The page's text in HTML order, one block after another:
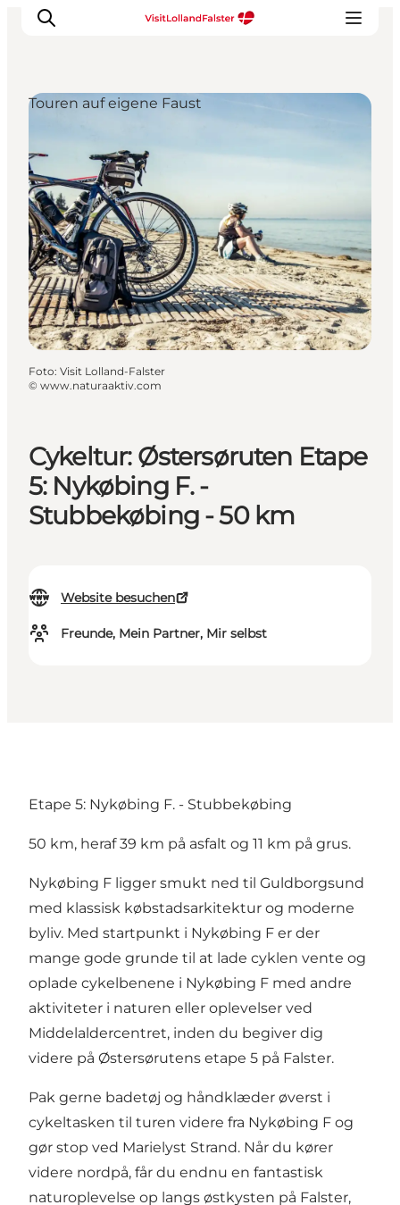
Natur und Outdoor
Familienurlaub
Kultur
Gastronomie
Urlaubsplaner
Cykeltur: Østersøruten Etape
5: Nykøbing F. -
Stubbekøbing - 50 km
Website besuchen
Freunde, Mein Partner, Mir selbst
Touren auf eigene Faust
Foto: Visit Lolland-Falster
© www.naturaaktiv.com
Etape 5: Nykøbing F. - Stubbekøbing
50 km, heraf 39 km på asfalt og 11 km på grus.
Nykøbing F ligger smukt ned til Guldborgsund
med klassisk købstadsarkitektur og moderne
byliv. Med startpunkt i Nykøbing F er der
mange gode grunde til at lade cyklen vente og
oplade cykelbenene i Nykøbing F med andre
aktiviteter i naturen eller oplevelser ved
Middelaldercentret, inden du begiver dig
videre på Østersørutens etape 5 på Falster.
Pak gerne badetøj og håndklæder øverst i
cykeltasken til turen videre fra Nykøbing F og
gør stop ved Marielyst Strand. Når du kører
videre nordpå, får du endnu en fantastisk
naturoplevelse op langs østkysten på Falster,